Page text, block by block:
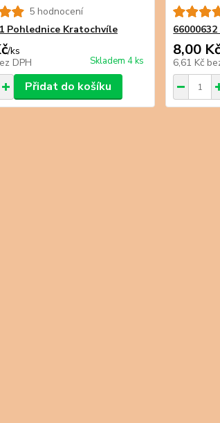
5 hodnocení
Pohlednice Kratochvíle
/ks
DPH Skladem 4 ks
Přidat do košíku
8,00
6,61 Kč